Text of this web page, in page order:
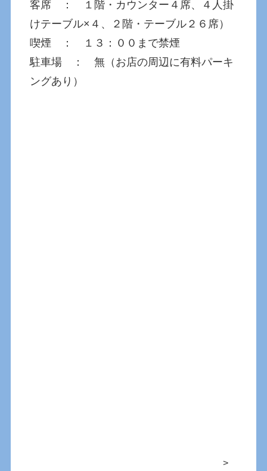
客席 ： １階・カウンター４席、４人掛
けテーブル×４、２階・テーブル２６席）
喫煙 ： １３：００まで禁煙
駐車場 ： 無（お店の周辺に有料パーキ
ングあり）
>